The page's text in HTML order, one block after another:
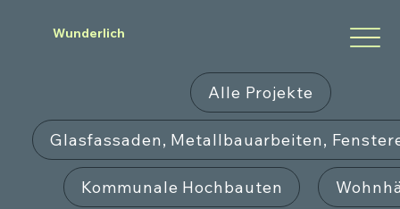
Wunderlich
Alle Projekte
Glasfassaden, Metallbauarbeiten,
Kommunale Hochbauten